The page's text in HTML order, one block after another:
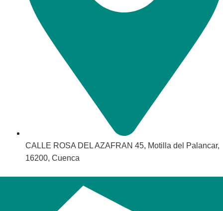
CALLE ROSA DEL AZAFRAN 45, Motilla del Palancar,
16200, Cuenca